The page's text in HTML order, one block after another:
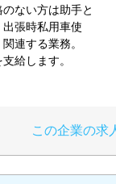
ない方は助手と
張時私用車使
関連する業務。
給します。
この企業の求